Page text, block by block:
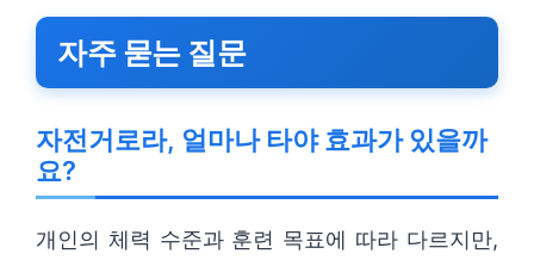
자주 묻는 질문
자전거로라, 얼마나 타야 효과가 있을까
요?
개인의 체력 수준과 훈련 목표에 따라 다르지만,